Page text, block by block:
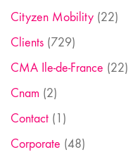
Cityzen Mobility (22)
Clients (729)
CMA Ile-de-France (22)
Cnam (2)
Contact (1)
Corporate (48)